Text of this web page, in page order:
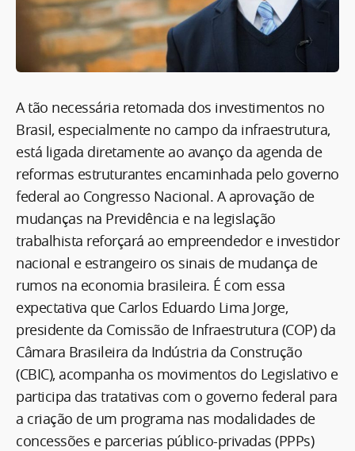
A tão necessária retomada dos investimentos no
Brasil, especialmente no campo da infraestrutura,
está ligada diretamente ao avanço da agenda de
reformas estruturantes encaminhada pelo governo
federal ao Congresso Nacional. A aprovação de
mudanças na Previdência e na legislação
trabalhista reforçará ao empreendedor e investidor
nacional e estrangeiro os sinais de mudança de
rumos na economia brasileira. É com essa
expectativa que Carlos Eduardo Lima Jorge,
presidente da Comissão de Infraestrutura (COP) da
Câmara Brasileira da Indústria da Construção
(CBIC), acompanha os movimentos do Legislativo e
participa das tratativas com o governo federal para
a criação de um programa nas modalidades de
concessões e parcerias público-privadas (PPPs)